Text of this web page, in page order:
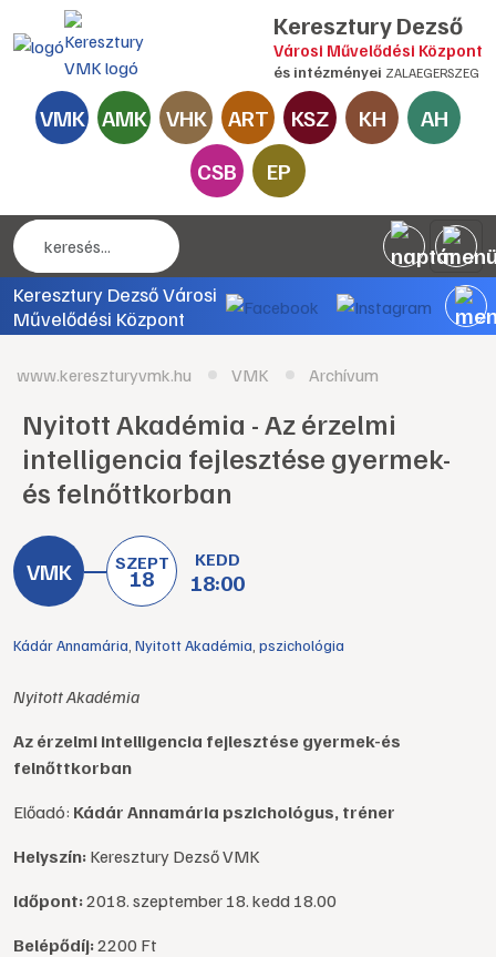
Keresztury Dezső
Városi Művelődési Központ
és intézményei ZALAEGERSZEG
VMK AMK VHK ART KSZ KH
AH
CSB
EP
Keresztury Dezső Városi
Művelődési Központ
www.kereszturyvmk.hu VMK Archívum
Nyitott Akadémia - Az érzelmi
intelligencia fejlesztése gyermek-
és felnőttkorban
SZEPT
18
KEDD
18:00
Kádár Annamária Nyitott Akadémia pszichológia
Nyitott Akadémia
Az érzelmi intelligencia fejlesztése gyermek-és
felnőttkorban
Előadó: Kádár Annamária pszichológus, tréner
Helyszín: Keresztury Dezső VMK
Időpont:2018. szeptember 18. kedd 18.00
Belépődíj:2200 Ft